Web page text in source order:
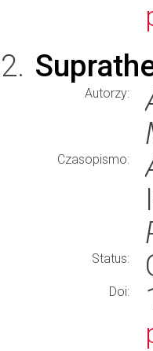
Autorzy:
Czasopismo:
Status:
Doi: